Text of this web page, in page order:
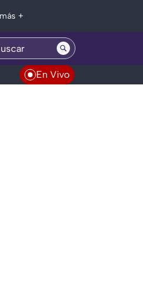
+
En Vivo